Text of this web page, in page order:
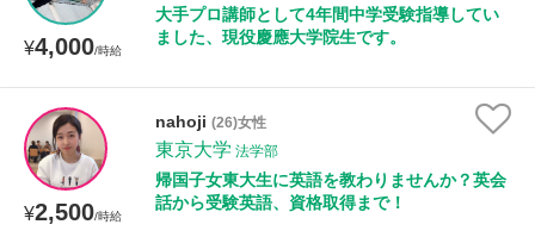
¥4,000/時給
大手プロ講師として4年間中学受験指導してい
ました、現役慶應大学院生です。
¥2,500/時給
nahoji (26)女性
東京大学 法学部
帰国子女東大生に英語を教わりませんか？英会
話から受験英語、資格取得まで！